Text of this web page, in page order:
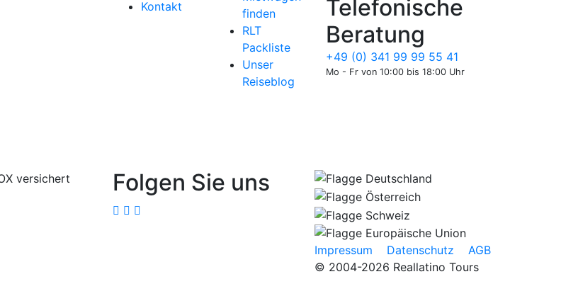
Kontakt
finden
RLT
Packliste
Unser
Reiseblog
Telefonische
Beratung
+49 (0) 341 99 99 55 41
Mo - Fr von 10:00 bis 18:00 Uhr
Folgen Sie uns
Impressum Datenschutz
AGB
© 2004-2026 Reallatino Tours